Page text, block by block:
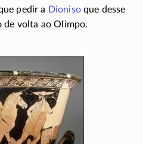
pedir a Dionisoque desse
de volta ao Olimpo.